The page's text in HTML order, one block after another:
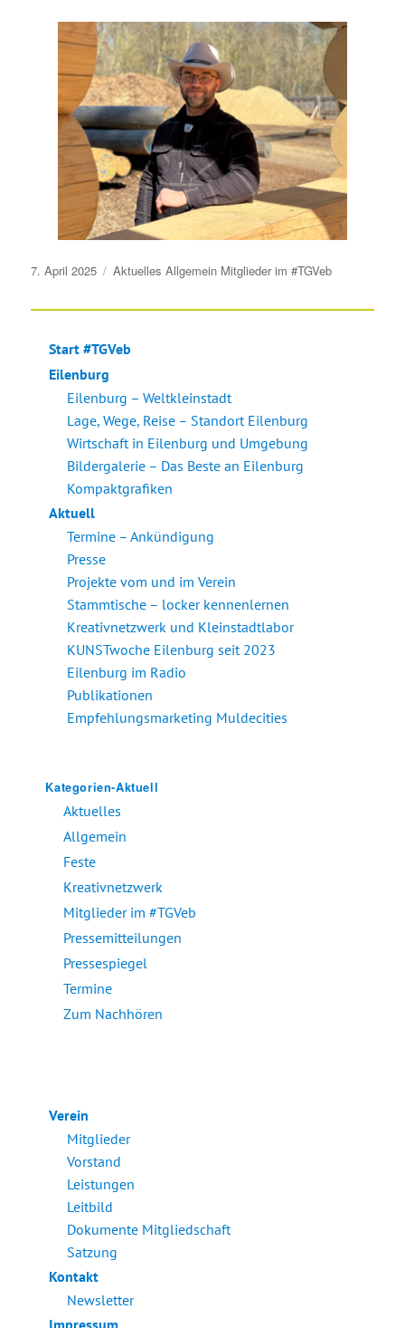
Veröffentlicht
7. April 2025 Aktuelles Allgemein Mitglieder im #TGVeb
Start #TGVeb
Eilenburg
Eilenburg – Weltkleinstadt
Lage, Wege, Reise – Standort Eilenburg
Wirtschaft in Eilenburg und Umgebung
Bildergalerie – Das Beste an Eilenburg
Kompaktgrafiken
Aktuell
Termine – Ankündigung
Presse
Projekte vom und im Verein
Stammtische – locker kennenlernen
Kreativnetzwerk und Kleinstadtlabor
KUNSTwoche Eilenburg seit 2023
Eilenburg im Radio
Publikationen
Empfehlungsmarketing Muldecities
Kategorien-Aktuell
Aktuelles
Allgemein
Feste
Kreativnetzwerk
Mitglieder im #TGVeb
Pressemitteilungen
Pressespiegel
Termine
Zum Nachhören
Verein
Mitglieder
Vorstand
Leistungen
Leitbild
Dokumente Mitgliedschaft
Satzung
Kontakt
Newsletter
Impressum